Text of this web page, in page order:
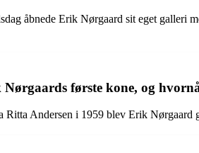
åbnede Erik Nørgaard sit eget galleri
første kone, og
Ritta Andersen i 1959 blev Erik